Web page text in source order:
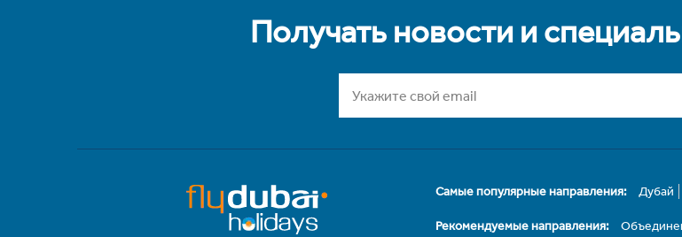
Получать новости и
Самые популярные направления: Дубай
Рекомендуемые направления: